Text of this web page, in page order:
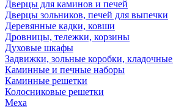
Дверцы для каминов и печей
Дверцы зольников, печей для выпечки
Деревянные кадки, ковши
Дровницы, тележки, корзины
Духовые шкафы
Задвижки, зольные коробки,
Каминные и печные наборы
Каминные решетки
Колосниковые решетки
Меха